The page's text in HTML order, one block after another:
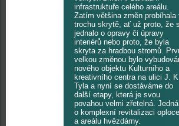
infrastruktuře celého areálu.
Zatím většina změn probíhala
trochu skrytě, ať už proto, že
jednalo o opravy či úpravy
interiérů nebo proto, že byla
skryta za hradbou stromů.
velkou změnou bylo
nového objektu Kulturního a
kreativního centra na ulici J.
Tyla a nyní se dostáváme do
další etapy, která je svou
povahou velmi zřetelná.
o komplexní revitalizaci
a areálu hvězdárny.